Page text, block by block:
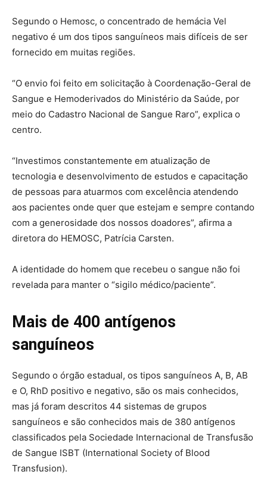
Segundo o Hemosc, o concentrado de hemácia Vel
negativo é um dos tipos sanguíneos mais difíceis de ser
fornecido em muitas regiões.
“O envio foi feito em solicitação à Coordenação-Geral de
Sangue e Hemoderivados do Ministério da Saúde, por
meio do Cadastro Nacional de Sangue Raro”, explica o
centro.
“Investimos constantemente em atualização de
tecnologia e desenvolvimento de estudos e capacitação
de pessoas para atuarmos com excelência atendendo
aos pacientes onde quer que estejam e sempre contando
com a generosidade dos nossos doadores”, afirma a
diretora do HEMOSC, Patrícia Carsten.
A identidade do homem que recebeu o sangue não foi
revelada para manter o “sigilo médico/paciente”.
Mais de 400 antígenos
sanguíneos
Segundo o órgão estadual, os tipos sanguíneos A, B, AB
e O, RhD positivo e negativo, são os mais conhecidos,
mas já foram descritos 44 sistemas de grupos
sanguíneos e são conhecidos mais de 380 antígenos
classificados pela Sociedade Internacional de Transfusão
de Sangue ISBT (International Society of Blood
Transfusion).